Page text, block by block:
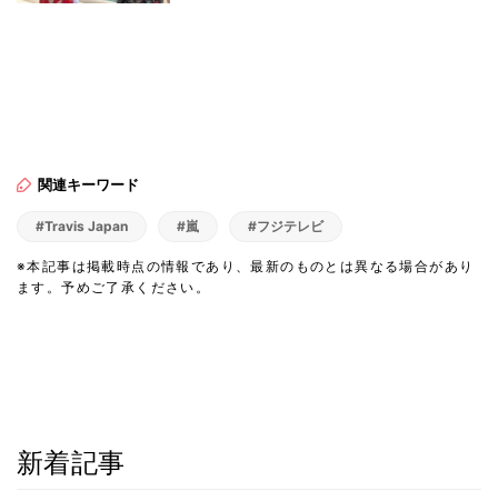
関連キーワード
#Travis Japan #嵐 #フジテレビ
※本記事は掲載時点の情報であり、最新のものとは異なる場合があり
ます。予めご了承ください。
新着記事